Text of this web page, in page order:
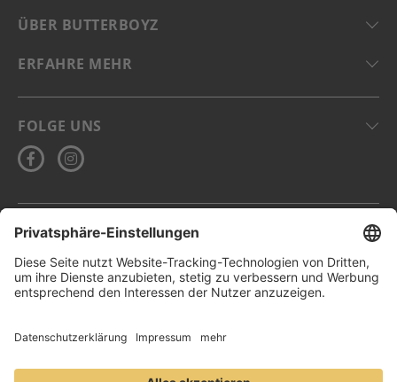
ÜBER BUTTERBOYZ
ERFAHRE MEHR
FOLGE UNS